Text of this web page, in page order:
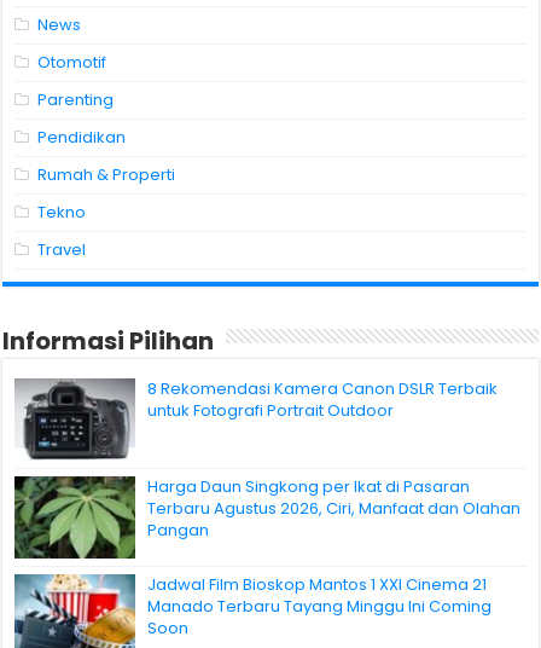
News
Otomotif
Parenting
Pendidikan
Rumah & Properti
Tekno
Travel
Informasi Pilihan
8 Rekomendasi Kamera Canon DSLR Terbaik
untuk Fotografi Portrait Outdoor
Harga Daun Singkong per Ikat di Pasaran
Terbaru Agustus 2026, Ciri, Manfaat dan Olahan
Pangan
Jadwal Film Bioskop Mantos 1 XXI Cinema 21
Manado Terbaru Tayang Minggu Ini Coming
Soon